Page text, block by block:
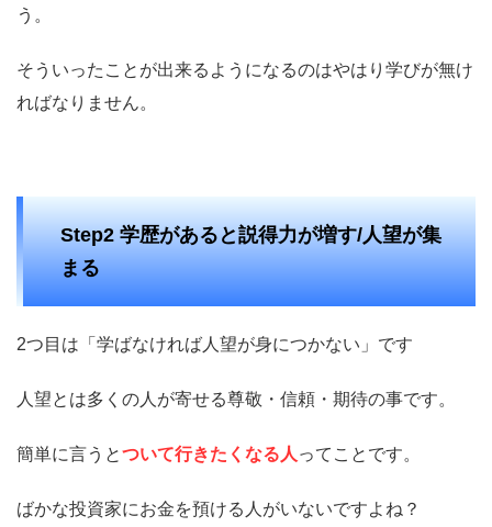
う。
そういったことが出来るようになるのはやはり学びが無け
ればなりません。
Step2 学歴があると説得力が増す/人望が集
まる
2つ目は「学ばなければ人望が身につかない」です
人望とは多くの人が寄せる尊敬・信頼・期待の事です。
簡単に言うとついて行きたくなる人 ってことです。
ばかな投資家にお金を預ける人がいないですよね？